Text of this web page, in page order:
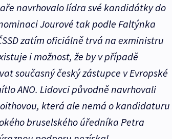
navrhovalo lídra své kandidátky do
Jourové tak podle Faltýnka
zatím oficiálně trvá na exministru
i možnost, že by v případě
současný český zástupce v Evropské
ANO. Lidovci původně navrhovali
která ale nemá o kandidaturu
bruselského úředníka Petra